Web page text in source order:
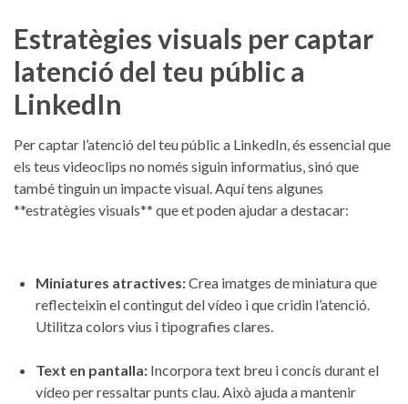
Estratègies visuals per captar
latenció del ⁢teu públic a
LinkedIn
Per captar l’atenció del teu públic a LinkedIn, és essencial que
els teus videoclips no només siguin ​informatius,⁢ sinó que
també tinguin un impacte‍ visual. Aquí tens algunes⁢
**estratègies visuals**⁤ que et poden ajudar a destacar:
Miniatures atractives:Crea imatges de miniatura que
reflecteixin el contingut del vídeo⁣ i que cridin l’atenció.
Utilitza colors vius i‍ tipografies clares.
Text en pantalla: Incorpora text breu i concís ​durant el⁤
vídeo per ressaltar punts clau. Això ajuda⁤ a mantenir